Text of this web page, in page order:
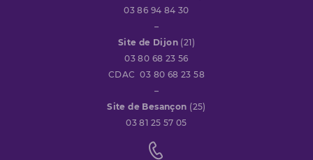
03 86 94 84 30
–
Site de Dijon (21)
03 80 68 23 56
CDAC 03 80 68 23 58
–
Site de Besançon (25)
03 81 25 57 05